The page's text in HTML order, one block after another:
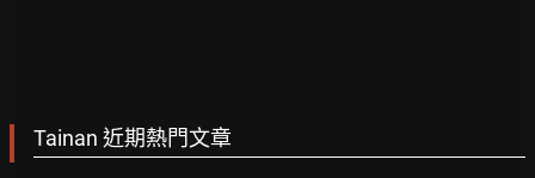
Tainan 近期熱門文章